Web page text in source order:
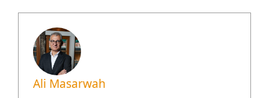
Ali Masarwah